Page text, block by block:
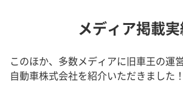
メディア掲載
このほか、多数メディアに旧車王の運
自動車株式会社を紹介いただきました！